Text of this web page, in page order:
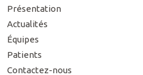
Présentation
Actualités
Équipes
Patients
Contactez-nous